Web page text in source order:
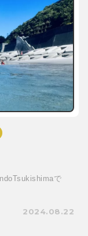
で
2024.08.22